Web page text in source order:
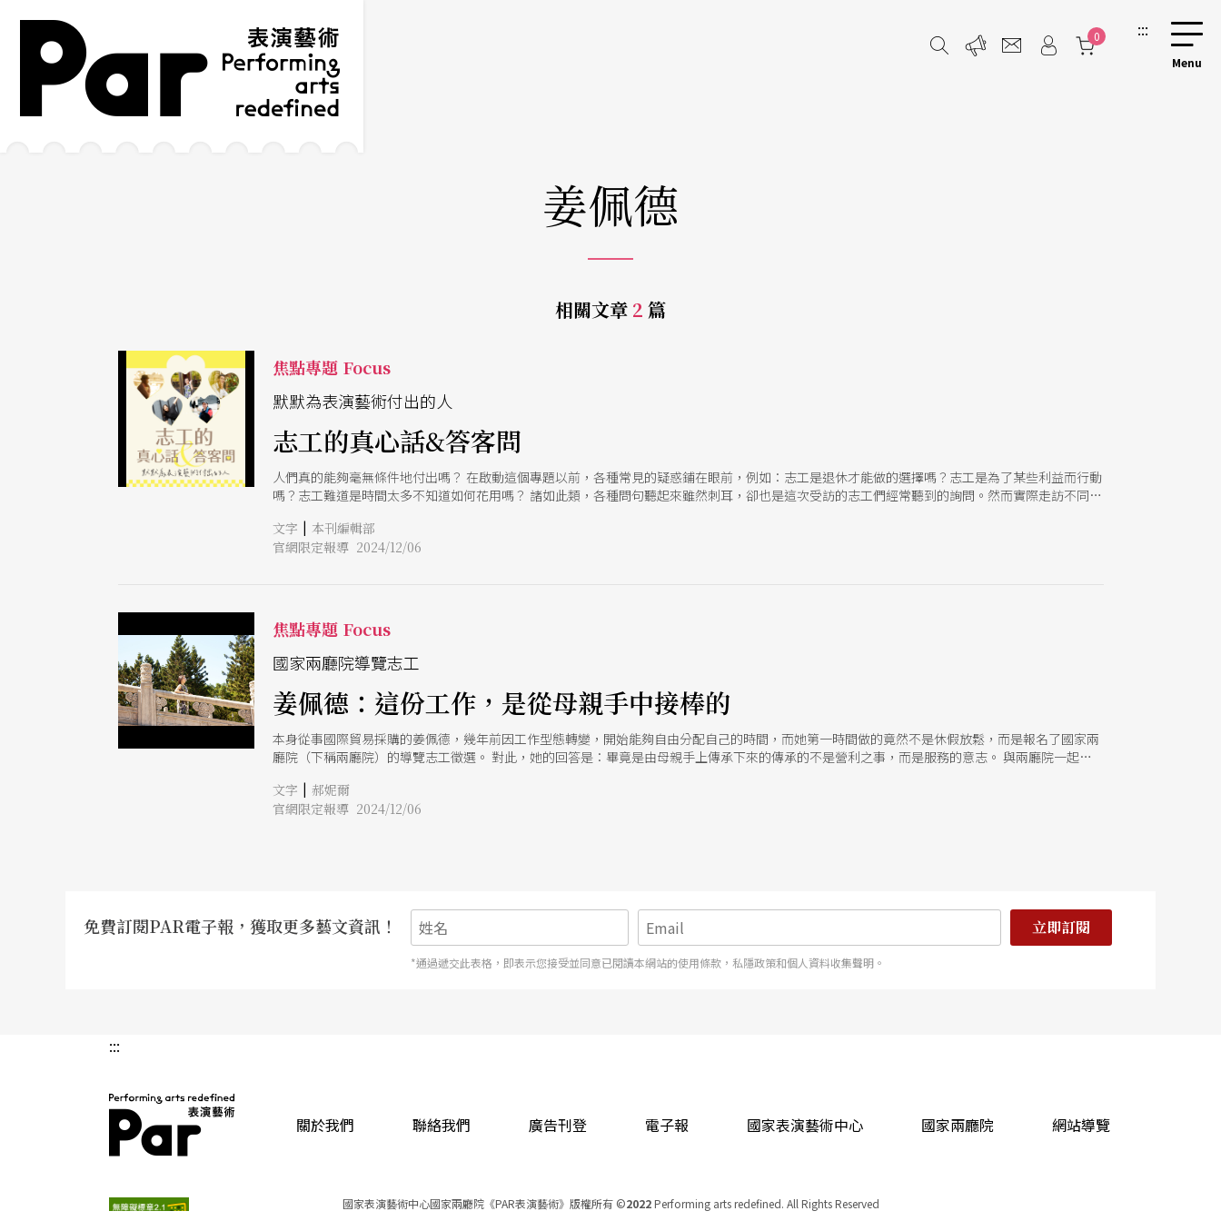
跳到主要內容區塊
網站導覽
0 :::
姜佩德
相關文章 2 篇
焦點專題 Focus
默默為表演藝術付出的人
志工的真心話&答客問
人們真的能夠毫無條件地付出嗎？ 在啟動這個專題以前，各種常見的疑惑鋪在眼前，例如：志工是退休才能做的選擇嗎？志工是為了某些利益而行動
嗎？志工難道是時間太多不知道如何花用嗎？ 諸如此類，各種問句聽起來雖然刺耳，卻也是這次受訪的志工們經常聽到的詢問。然而實際走訪不同場
一個明確的目標筆直向前，但志工不然，志工的目標不再彼方，而在自己的胸臆之間。 兩廳院的導覽志工姜佩德，依循母親的建議，亦步亦趨地踏上
與母親彷彿的志工之路，她說認為這是少數可以讓自己忘記身分地位的存在，不用執著於「我是誰」，而是把心意放在觀眾身上；另一位兩廳院志工
風者」自行組織，每每活動將至，不必團隊提醒，就開始彼此確認「排班時間」。 身為志工的他們，多有其本職，或者從商，或者教育，或者還在追
尋生活的意義。然而，成為志工的共通點，甚至不是因為「對於表演藝術的熱愛」有多深切，倒不如說，是因為懷抱著對生活的愛吧？ 想把時間花在
自己真的喜愛的事情上，無論是那件事情是對於建築的欣賞，對於辦活動的熱忱，或是其他。本次的專題，我們從5位受訪者身上，邀請讀者從另一
個面向，看見愛的本質。
文字 | 本刊編輯部
官網限定報導 2024/12/06
焦點專題 Focus
國家兩廳院導覽志工
姜佩德：這份工作，是從母親手中接棒的
本身從事國際貿易採購的姜佩德，幾年前因工作型態轉變，開始能夠自由分配自己的時間，而她第一時間做的竟然不是休假放鬆，而是報名了國家兩
廳院（下稱兩廳院）的導覽志工徵選。 對此，她的回答是：畢竟是由母親手上傳承下來的傳承的不是營利之事，而是服務的意志。 與兩廳院一起長
否帶她來這裡聽音樂會。當時她是個國中生，「有一位好喜歡的鋼琴家來這裡表演，可是票價不便宜，父母當時替我買了一張票，讓我自己走進去，
他們就在外散步等我結束。」姜佩德說，也不知道是否正是這個因緣際會，讓母親日後竟也主動申請兩廳院的前台志工，開啟了長達10多年的志工生
文字 | 郝妮爾
官網限定報導 2024/12/06
免費訂閱PAR電子報，獲取更多藝文資訊！ 立即訂閱
*通過遞交此表格，即表示您接受並同意已閱讀本網站的使用條款，私隱政策和個人資料收集聲明。
:::
關於我們 聯絡我們 廣告刊登 電子報 國家表演藝術中心 國家兩廳院 網站導覽
國家表演藝術中心國家兩廳院《PAR表演藝術》版權所有©2022Performing arts redefined. All Rights Reserved